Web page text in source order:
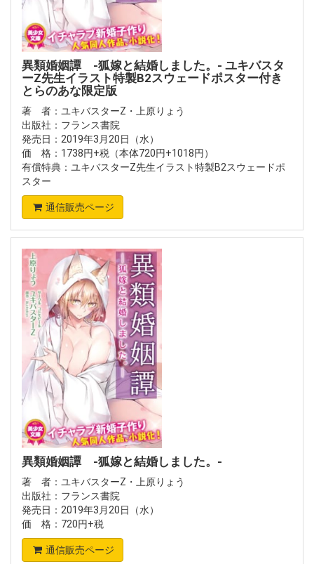
異類婚姻譚 -狐嫁と結婚しました。- ユキバスタ
ーZ先生イラスト特製B2スウェードポスター付き
とらのあな限定版
著 者：ユキバスターZ・上原りょう
出版社：フランス書院
発売日：2019年3月20日（水）
価 格：1738円+税（本体720円+1018円）
有償特典：ユキバスターZ先生イラスト特製B2スウェードポ
スター
通信販売ページ
異類婚姻譚 -狐嫁と結婚しました。-
著 者：ユキバスターZ・上原りょう
出版社：フランス書院
発売日：2019年3月20日（水）
価 格：720円+税
通信販売ページ